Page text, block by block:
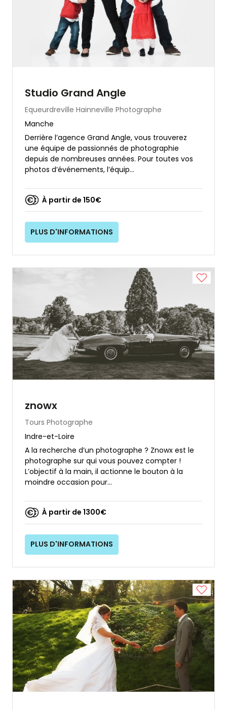
Studio Grand Angle
Equeurdreville Hainneville Photographe
Manche
Derrière l’agence Grand Angle, vous trouverez
une équipe de passionnés de photographie
depuis de nombreuses années. Pour toutes vos
photos d’événements, l’équip...
À partir de 150€
PLUS D'INFORMATIONS
znowx
Tours Photographe
Indre-et-Loire
A la recherche d’un photographe ? Znowx est le
photographe sur qui vous pouvez compter !
L’objectif à la main, il actionne le bouton à la
moindre occasion pour...
À partir de 1300€
PLUS D'INFORMATIONS